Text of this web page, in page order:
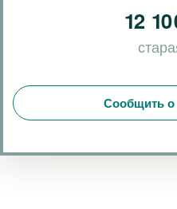
12
Сообщить о